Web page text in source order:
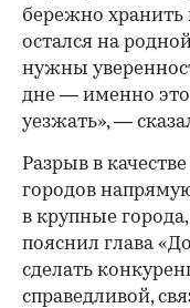
бережно хранить
остался на
нужны
дне — именно
уезжать», —
Разрыв в
городов
в крупные
пояснил глава
сделать
справедливой,